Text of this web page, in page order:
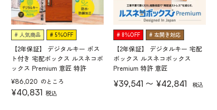
人気商品 5％OFF
【2年保証】 デジタルキー ポス
ト付き 宅配ボックス ルスネコボ
ックス Premium 意匠 特許
¥86,020 のところ
¥40,831 税込
8％OFF 左開き対応
【2年保証】 デジタルキー 宅配
ボックス ルスネコボックス
Premium 特許 意匠
¥39,541 〜 ¥42,841 税込